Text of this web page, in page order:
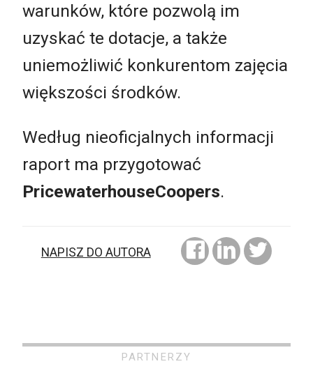
warunków, które pozwolą im
uzyskać te dotacje, a także
uniemożliwić konkurentom zajęcia
większości środków.
Według nieoficjalnych informacji
raport ma przygotować
PricewaterhouseCoopers.
NAPISZ DO AUTORA
PARTNERZY